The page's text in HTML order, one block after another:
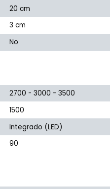
20 cm
3 cm
No
2700 - 3000 - 3500
1500
Integrado (LED)
90